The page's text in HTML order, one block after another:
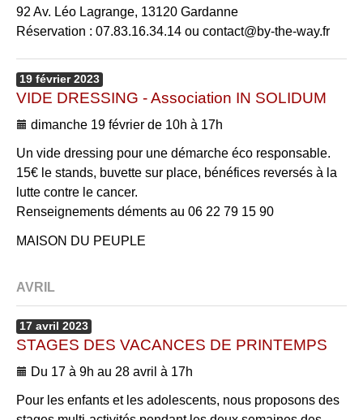
92 Av. Léo Lagrange, 13120 Gardanne
Réservation : 07.83.16.34.14 ou contact@by-the-way.fr
19 février 2023
VIDE DRESSING - Association IN SOLIDUM
dimanche 19 février de 10h à 17h
Un vide dressing pour une démarche éco responsable.
15€ le stands, buvette sur place, bénéfices reversés à la
lutte contre le cancer.
Renseignements déments au 06 22 79 15 90
MAISON DU PEUPLE
AVRIL
17 avril 2023
STAGES DES VACANCES DE PRINTEMPS
Du 17 à 9h au 28 avril à 17h
Pour les enfants et les adolescents, nous proposons des